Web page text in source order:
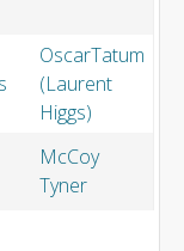
OscarTatum
(Laurent
Higgs)
McCoy
Tyner